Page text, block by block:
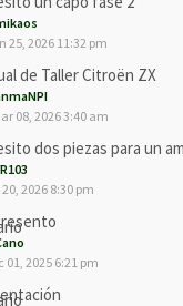
25, 2026 11:32 pm
de Taller Citroën ZX
08, 2026 3:40 am
dos piezas para un
2026 8:30 pm
01, 2025 6:21 pm